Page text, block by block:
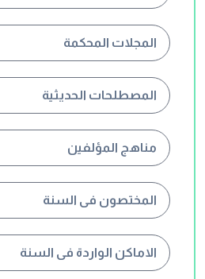
المجلات المحكمة
المصطلحات الحديثية
مناهج المؤلفين
المختصون فى السنة
الاماكن الواردة فى السنة